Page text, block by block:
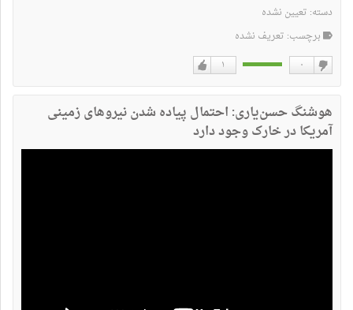
دسته: تعیین نشده
برچسب: تعریف نشده
۱ ۰
هوشنگ حسن‌یاری: احتمال پیاده شدن نیروهای زمینی
آمریکا در خارک وجود دارد